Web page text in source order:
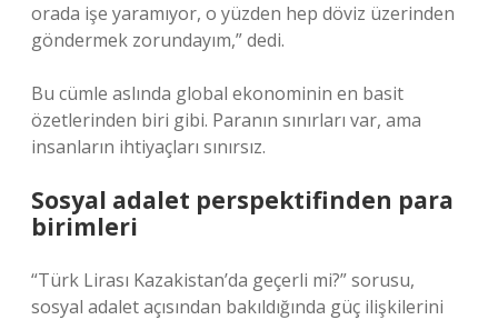
orada işe yaramıyor, o yüzden hep döviz üzerinden
göndermek zorundayım,” dedi.
Bu cümle aslında global ekonominin en basit
özetlerinden biri gibi. Paranın sınırları var, ama
insanların ihtiyaçları sınırsız.
Sosyal adalet perspektifinden para
birimleri
“Türk Lirası Kazakistan’da geçerli mi?” sorusu,
sosyal adalet açısından bakıldığında güç ilişkilerini